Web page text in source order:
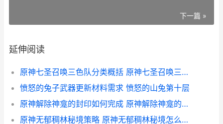
下一篇 »
延伸阅读
原神七圣召唤三色队分类概括 原神七圣召唤三深渊使徒卡组推荐
愤怒的兔子武器更新材料需求 愤怒的山兔第十层
原神解除神龛的封印如何完成 原神解除神龛的封印三个地方
原神无郁稠林秘境策略 原神无郁稠林秘境怎么解锁